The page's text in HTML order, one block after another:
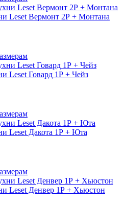
Leset Вермонт 2Р + Монтана
Leset Говард 1Р + Чейз
Leset Дакота 1Р + Юта
Leset Денвер 1Р + Хьюстон